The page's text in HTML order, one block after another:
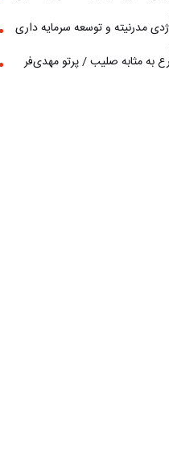
مدرنیته و توسعه سرمایه داری
به مثابه صلیب / پرتو مهدی‌فر